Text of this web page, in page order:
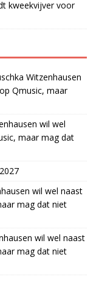
kweekvijver voor
Witzenhausen
Qmusic, maar
wil wel
maar mag dat
wil wel naast
mag dat niet
wil wel naast
mag dat niet